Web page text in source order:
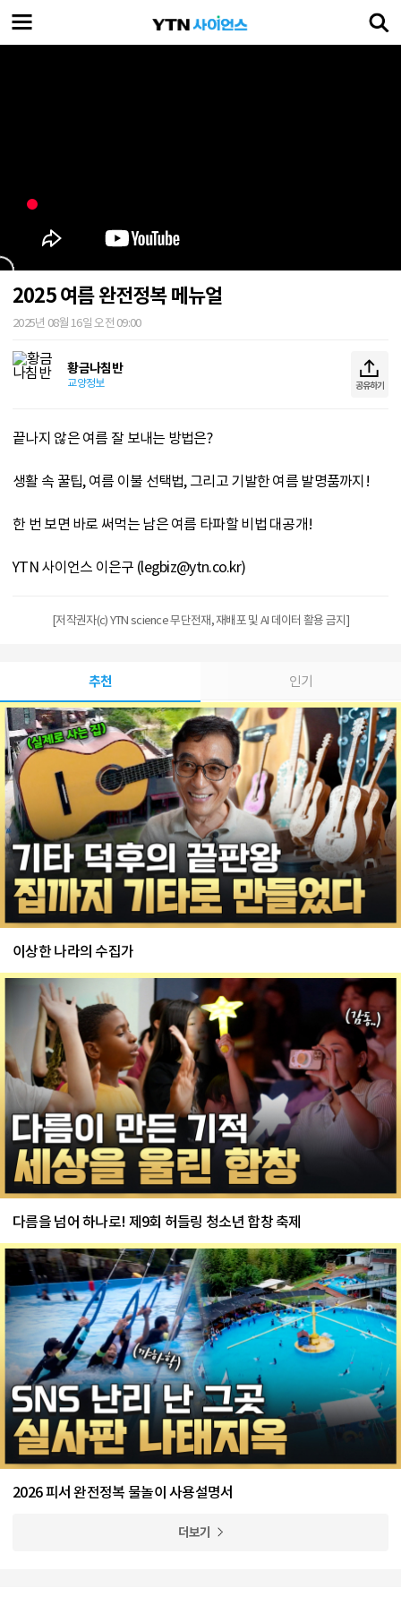
2025 여름 완전정복 메뉴얼
2025년 08월 16일 오전 09:00
황금나침반
교양정보 공유하기
끝나지 않은 여름 잘 보내는 방법은?
생활 속 꿀팁, 여름 이불 선택법, 그리고 기발한 여름 발명품까지!
한 번 보면 바로 써먹는 남은 여름 타파할 비법 대공개!
YTN 사이언스 이은구 (legbiz@ytn.co.kr)
[저작권자(c) YTN science 무단전재, 재배포 및 AI 데이터 활용 금지]
추천 인기
이상한 나라의 수집가
다름을 넘어 하나로! 제9회 허들링 청소년 합창 축제
2026 피서 완전정복 물놀이 사용설명서
더보기